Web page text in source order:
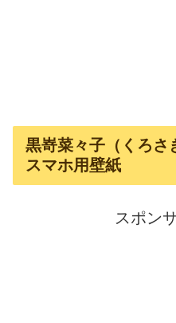
黒嵜菜々子（くろさ
スマホ用壁紙
スポン